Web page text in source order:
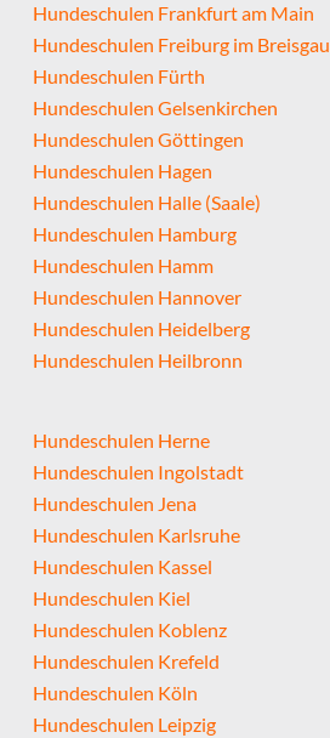
Hundeschulen Frankfurt am Main
Hundeschulen Freiburg im Breisgau
Hundeschulen Fürth
Hundeschulen Gelsenkirchen
Hundeschulen Göttingen
Hundeschulen Hagen
Hundeschulen Halle (Saale)
Hundeschulen Hamburg
Hundeschulen Hamm
Hundeschulen Hannover
Hundeschulen Heidelberg
Hundeschulen Heilbronn
Hundeschulen Herne
Hundeschulen Ingolstadt
Hundeschulen Jena
Hundeschulen Karlsruhe
Hundeschulen Kassel
Hundeschulen Kiel
Hundeschulen Koblenz
Hundeschulen Krefeld
Hundeschulen Köln
Hundeschulen Leipzig